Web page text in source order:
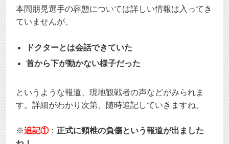
本間朋晃選手の容態については詳しい情報は入ってき
ていませんが、
ドクターとは会話できていた
首から下が動かない様子だった
というような報道、現地観戦者の声などがみられま
す。詳細がわかり次第、随時追記していきますね。
※追記①： 正式に頸椎の負傷という報道が出ました